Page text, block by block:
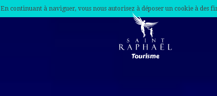
En continuant à naviguer, vous nous autorisez à déposer un cookie à des